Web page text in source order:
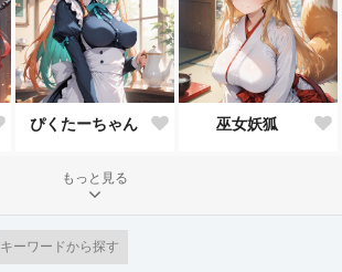
ぴくたーちゃん 巫女妖狐
もっと見る
キーワードから探す